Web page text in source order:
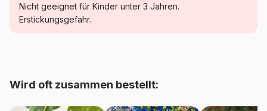
Kategorie
Puzzle PKW, LKW und
Herkunft Vereinigte Staaten
Nicht geeignet für Kinder unter 3 Jahren.
Erstickungsgefahr.
Wird oft zusammen bestellt: